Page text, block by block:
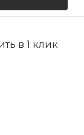
в 1 клик